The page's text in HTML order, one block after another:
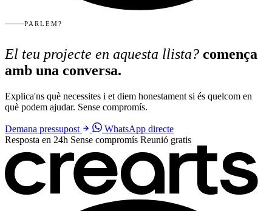
PARLEM?
El teu projecte en aquesta llista? comença
amb una conversa.
Explica'ns què necessites i et diem honestament si és quelcom en
què podem ajudar. Sense compromís.
Demana pressupost
WhatsApp directe
Resposta en 24h Sense compromís Reunió gratis